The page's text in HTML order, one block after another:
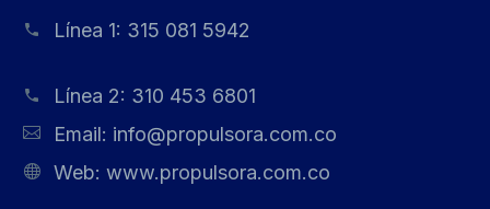
Línea 1: 315 081 5942
Línea 2: 310 453 6801
Email: info@propulsora.com.co
Web: www.propulsora.com.co